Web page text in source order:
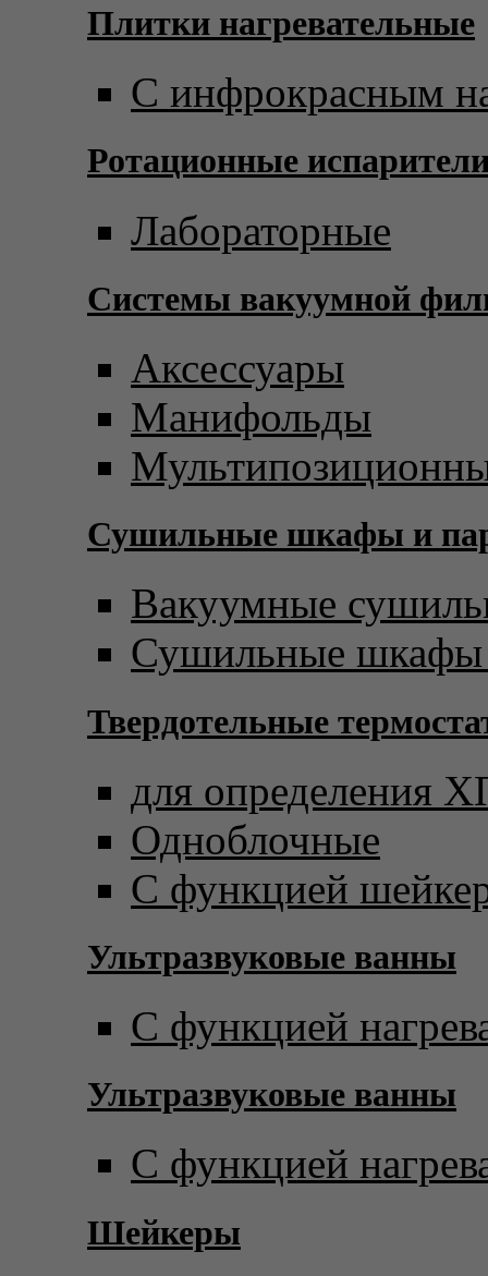
Плитки нагревательные
С инфрокрасным
Ротационные
Лабораторные
Системы вакуумной
Аксессуары
Манифольды
Сушильные шкафы и
Вакуумные
Сушильные шкафы
Твердотельные
для определения
Одноблочные
С функцией
Ультразвуковые ванны
С функцией
Ультразвуковые ванны
С функцией
Шейкеры